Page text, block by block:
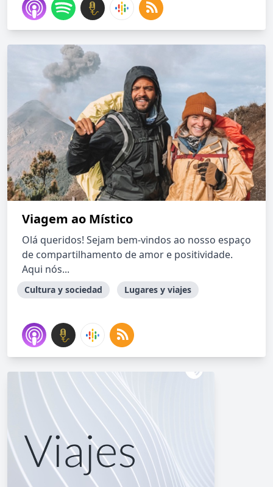
Viagem ao Místico
Olá queridos! Sejam bem-vindos ao nosso espaço
de compartilhamento de amor e positividade.
Aqui nós...
Cultura y sociedad Lugares y viajes